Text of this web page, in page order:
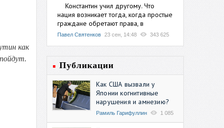
как
Константин учил другому. Что
нация возникает тогда, когда простые
граждане обретают права, в
Павел Святенков 23 сен, 14:48 343 625
Публикации
Как США вызвали у
Японии когнитивные
нарушения и амнезию?
Рамиль Гарифуллин 1 085